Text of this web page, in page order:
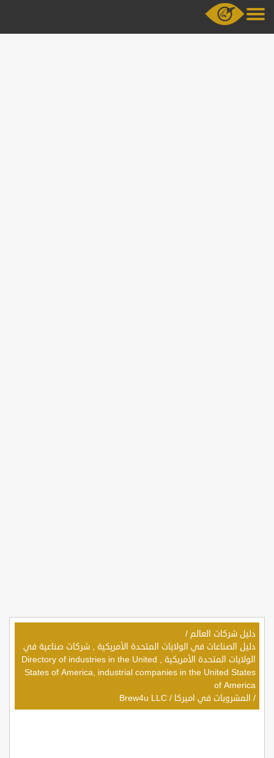
دليل شركات العالم /
دليل الصناعات في الولايات المتحدة الأمريكية , شركات صناعية في
الولايات المتحدة الأمريكية , Directory of industries in the United
States of America, industrial companies in the United States
of America
/ المشروبات في اميركا /
Brew4u LLC